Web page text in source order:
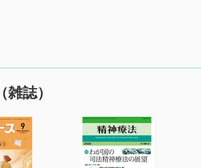
雑誌）